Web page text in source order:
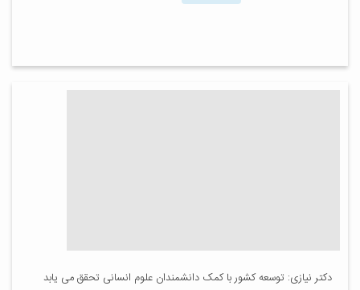
دکتر نیازی: توسعه کشور با کمک دانشمندان علوم انسانی تحقق می یابد